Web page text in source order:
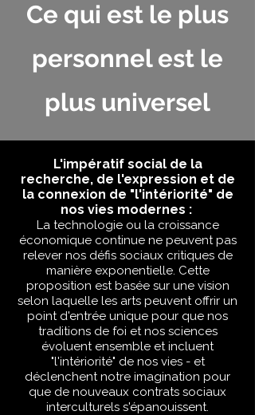
Ce qui est le plus
personnel est le
plus universel
L'impératif social de la
recherche, de l'expression et de
la connexion de "l'intériorité" de
nos vies modernes :
La technologie ou la croissance
économique continue ne peuvent pas
relever nos défis sociaux critiques de
manière exponentielle. Cette
proposition est basée sur une vision
selon laquelle les arts peuvent offrir un
point d'entrée unique pour que nos
traditions de foi et nos sciences
évoluent ensemble et incluent
"l'intériorité" de nos vies - et
déclenchent notre imagination pour
que de nouveaux contrats sociaux
interculturels s'épanouissent.